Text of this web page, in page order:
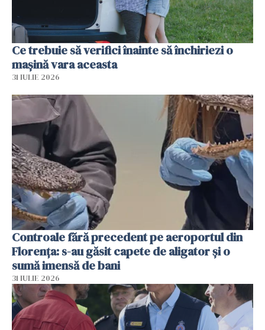
Ce trebuie să verifici înainte să închiriezi o
mașină vara aceasta
31 IULIE 2026
Controale fără precedent pe aeroportul din
Florența: s-au găsit capete de aligator și o
sumă imensă de bani
31 IULIE 2026